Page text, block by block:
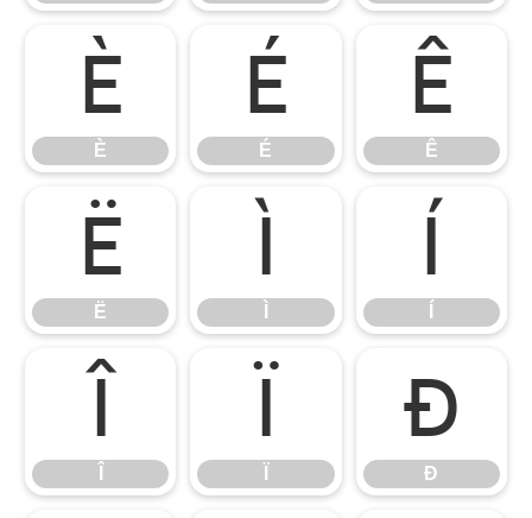
È
È
É
É
Ê
Ê
Ë
Ë
Ì Í
Î Ï Ð
Ð